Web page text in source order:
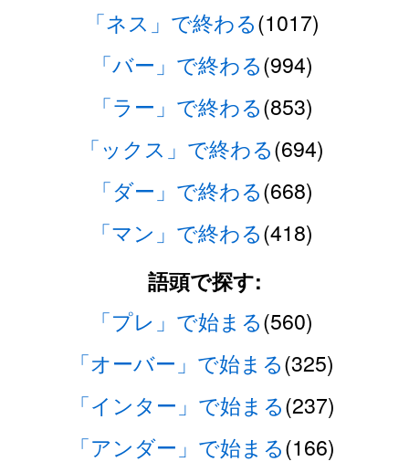
「ネス」で終わる(1017)
「バー」で終わる(994)
「ラー」で終わる(853)
「ックス」で終わる(694)
「ダー」で終わる(668)
「マン」で終わる(418)
語頭で探す:
「プレ」で始まる(560)
「オーバー」で始まる(325)
「インター」で始まる(237)
「アンダー」で始まる(166)